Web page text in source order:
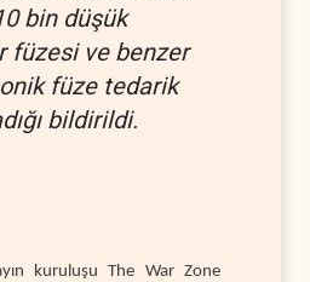
bin düşük
füzesi ve benzer
füze tedarik
bildirildi.
kuruluşu The War Zone